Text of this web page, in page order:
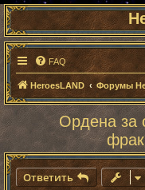
FAQ
HeroesLAND Форумы
Ордена за
Ответить